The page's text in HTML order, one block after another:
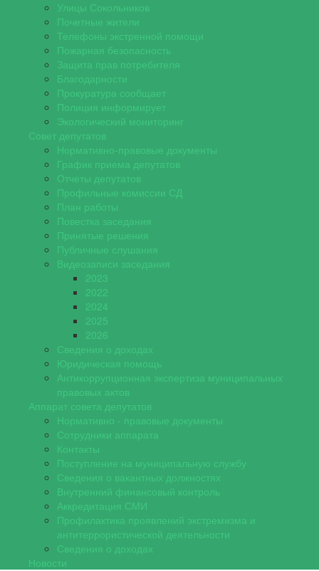
Улицы Сокольников
Почетные жители
Телефоны экстренной помощи
Пожарная безопасность
Защита прав потребителя
Благодарности
Прокуратура сообщает
Полиция информирует
Экологический мониторинг
Совет депутатов
Нормативно-правовые документы
График приема депутатов
Отчеты депутатов
Профильные комиссии СД
План работы
Повестка заседания
Принятые решения
Публичные слушания
Видеозаписи заседания
2023
2022
2024
2025
2026
Сведения о доходах
Юридическая помощь
Антикоррупционная экспертиза муниципальных
правовых актов
Аппарат совета депутатов
Нормативно - правовые документы
Сотрудники аппарата
Контакты
Поступление на муниципальную службу
Сведения о вакантных должностях
Внутренний финансовый контроль
Аккредитация СМИ
Профилактика проявлений экстремизма и
антитеррористической деятельности
Сведения о доходах
Новости